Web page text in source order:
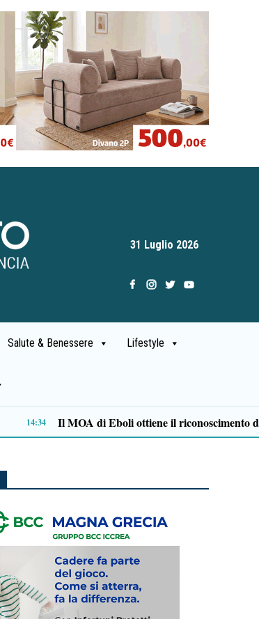
31 Luglio 2026
Salute & Benessere Lifestyle
Alta formazione e lavoro: la Regione approva il Piano degli strumenti finanziari per l’occupazione 11:47